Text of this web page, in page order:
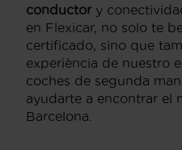
conductory
en Flexicar, no solo te
certificado, sino que
experiència de nuestro
coches de segunda
ayudarte a encontrar el
Barcelona.